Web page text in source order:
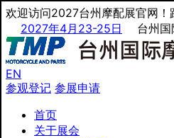
欢迎访问2027台州摩配展官网
2027年4月23-25日
台州
EN
参观登记 参展申请
首页
关于展会